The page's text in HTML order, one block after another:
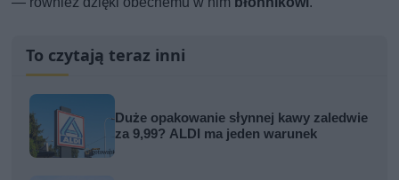
To czytają teraz inni
Duże opakowanie słynnej kawy zaledwie
za 9,99? ALDI ma jeden warunek